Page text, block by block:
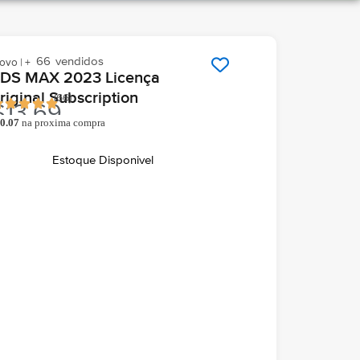
| + 66 vendidos
MAX 2023 Licença
Subscription
13.69
grátis hojeEm seu email
comprar você ganha
Estoque Disponivel
0.07 na proxima compra
(66)